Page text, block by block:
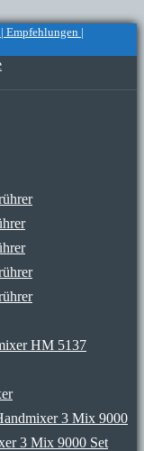
Empfehlungen |
HM 5137
3 Mix 9000
3 Mix 9000 Set